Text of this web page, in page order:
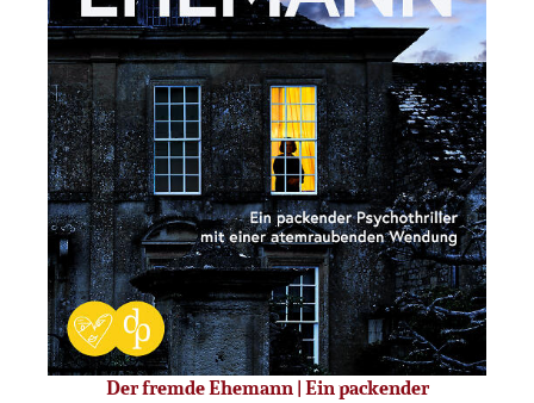
Der fremde Ehemann | Ein packender